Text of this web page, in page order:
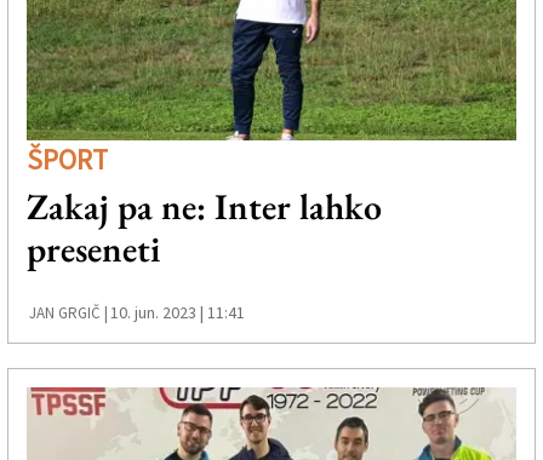
ŠPORT
Zakaj pa ne: Inter lahko
preseneti
JAN GRGIČ |10. jun. 2023 | 11:41